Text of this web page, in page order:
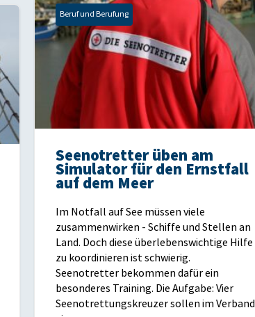
Beruf und Berufung
Seenotretter üben am
Simulator für den Ernstfall
auf dem Meer
Im Notfall auf See müssen viele
zusammenwirken - Schiffe und Stellen an
Land. Doch diese überlebenswichtige Hilfe
zu koordinieren ist schwierig.
Seenotretter bekommen dafür ein
besonderes Training. Die Aufgabe: Vier
Seenotrettungskreuzer sollen im Verband